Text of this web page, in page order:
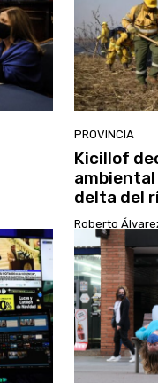
PROVINCIA
Kicillof
delta del
Roberto